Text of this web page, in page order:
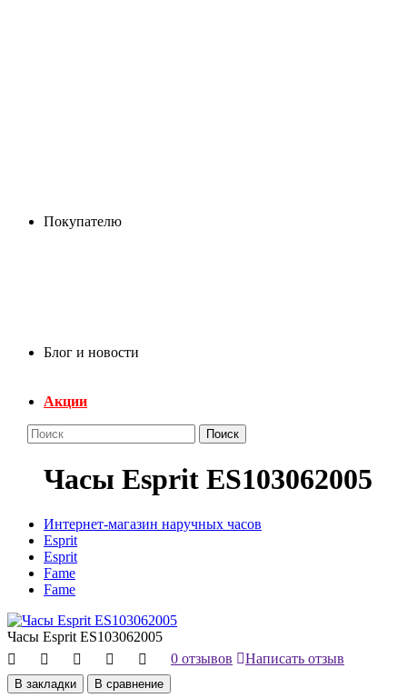
Покупателю
Блог и новости
Акции
Поиск
Часы Esprit ES103062005
Интернет-магазин наручных часов
Esprit
Esprit
Fame
Fame
Часы Esprit ES103062005
0 отзывов
Написать отзыв
В закладки В сравнение